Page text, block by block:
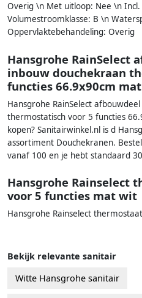
Overig \n Met uitloop: Nee \n
Volumestroomklasse: B \n
Oppervlaktebehandeling: Overig
Hansgrohe RainSelect
inbouw douchekraan
functies 66.9x90cm
Hansgrohe RainSelect
thermostatisch voor 5 functies
kopen? Sanitairwinkel.nl is d
assortiment Douchekranen.
vanaf 100 en je hebt standaard
Hansgrohe Rainselect
voor 5 functies mat wit
Hansgrohe Rainselect
Bekijk relevante sanitair
Witte Hansgrohe sanitair